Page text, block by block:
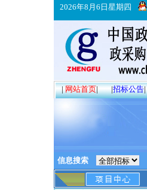
2026年8月6日星期四
|网站首页| |招标公告|
信息搜索